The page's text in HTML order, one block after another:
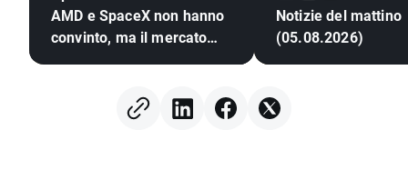
AMD e SpaceX non hanno
convinto, ma il mercato
Notizie del mattino
(05.08.2026)